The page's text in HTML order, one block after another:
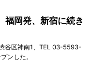
岡発、新宿に続き
谷区神南1、TEL 03-5593-
ンした。